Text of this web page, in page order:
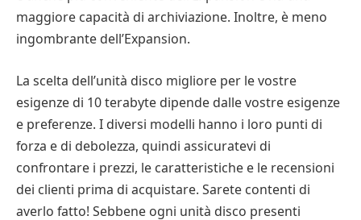
maggiore capacità di archiviazione. Inoltre, è meno
ingombrante dell’Expansion.
La scelta dell’unità disco migliore per le vostre
esigenze di 10 terabyte dipende dalle vostre esigenze
e preferenze. I diversi modelli hanno i loro punti di
forza e di debolezza, quindi assicuratevi di
confrontare i prezzi, le caratteristiche e le recensioni
dei clienti prima di acquistare. Sarete contenti di
averlo fatto! Sebbene ogni unità disco presenti